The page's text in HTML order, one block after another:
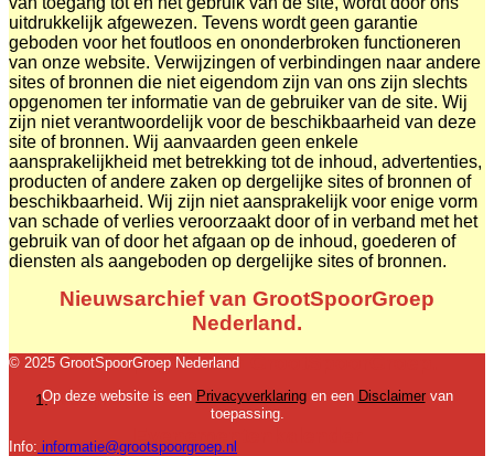
uitdrukkelijk afgewezen. Tevens wordt geen garantie
geboden voor het foutloos en ononderbroken functioneren
van onze website. Verwijzingen of verbindingen naar andere
sites of bronnen die niet eigendom zijn van ons zijn slechts
opgenomen ter informatie van de gebruiker van de site. Wij
zijn niet verantwoordelijk voor de beschikbaarheid van deze
site of bronnen. Wij aanvaarden geen enkele
aansprakelijkheid met betrekking tot de inhoud, advertenties,
producten of andere zaken op dergelijke sites of bronnen of
beschikbaarheid. Wij zijn niet aansprakelijk voor enige vorm
van schade of verlies veroorzaakt door of in verband met het
gebruik van of door het afgaan op de inhoud, goederen of
diensten als aangeboden op dergelijke sites of bronnen.
Nieuwsarchief van GrootSpoorGroep
Nederland.
Nieuwspagina van GrootSpoorGroep.
Wie zijn wij?
Evenementenkalender
© 2025 GrootSpoorGroep Nederland
Op deze website is een Privacyverklaringen een Disclaimervan
toepassing.
Info: informatie@grootspoorgroep.nl